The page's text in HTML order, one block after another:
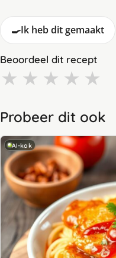
🍳Ik heb dit gemaakt
Beoordeel dit recept
★ ★ ★ ★ ★
Probeer dit ook
AI-kok